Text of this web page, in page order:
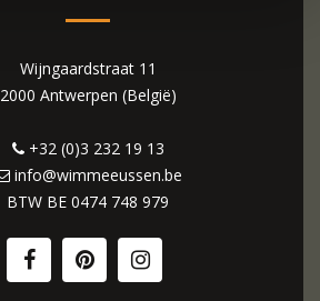
Wijngaardstraat 11
2000 Antwerpen (België)
+32 (0)3 232 19 13
info@wimmeeussen.be
BTW BE 0474 748 979